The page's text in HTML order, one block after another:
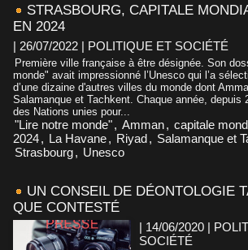
STRASBOURG, CAPITALE
EN 2024
| 26/07/2022 | POLITIQUE ET SOCIÉTÉ
Première ville française à être désignée. Son
monde" avait impressionné l’Unesco qui l’a
d’une dizaine d'autres villes du monde dont
Salamanque et Tachkent. Chaque année, depuis
des Nations unies pour...
"Lire notre monde", Amman, capitale
2024, La Havane, Riyad, Salamanque et
Strasbourg, Unesco
UN CONSEIL DE DÉONTOLOGIE
QUE CONTESTÉ
| 14/06/2020 |
SOCIÉTÉ